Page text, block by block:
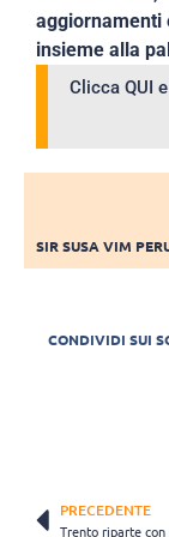
aggiornamenti
insieme alla
Clicca QUI
SIR SUSA VIM
CONDIVIDI SUI
PRECEDENTE